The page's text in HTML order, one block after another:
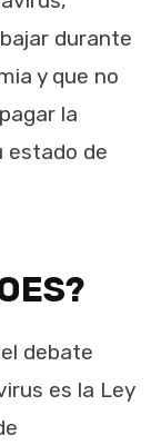
durante
y que no
la
estado de
debate
es la Ley